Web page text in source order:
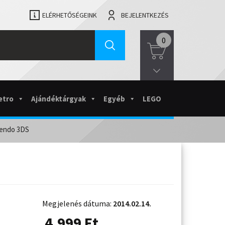
ELÉRHETŐSÉGEINK BEJELENTKEZÉS
0
Ajándéktárgyak Egyéb LEGO
3DS
Megjelenés dátuma: 2014.02.14.